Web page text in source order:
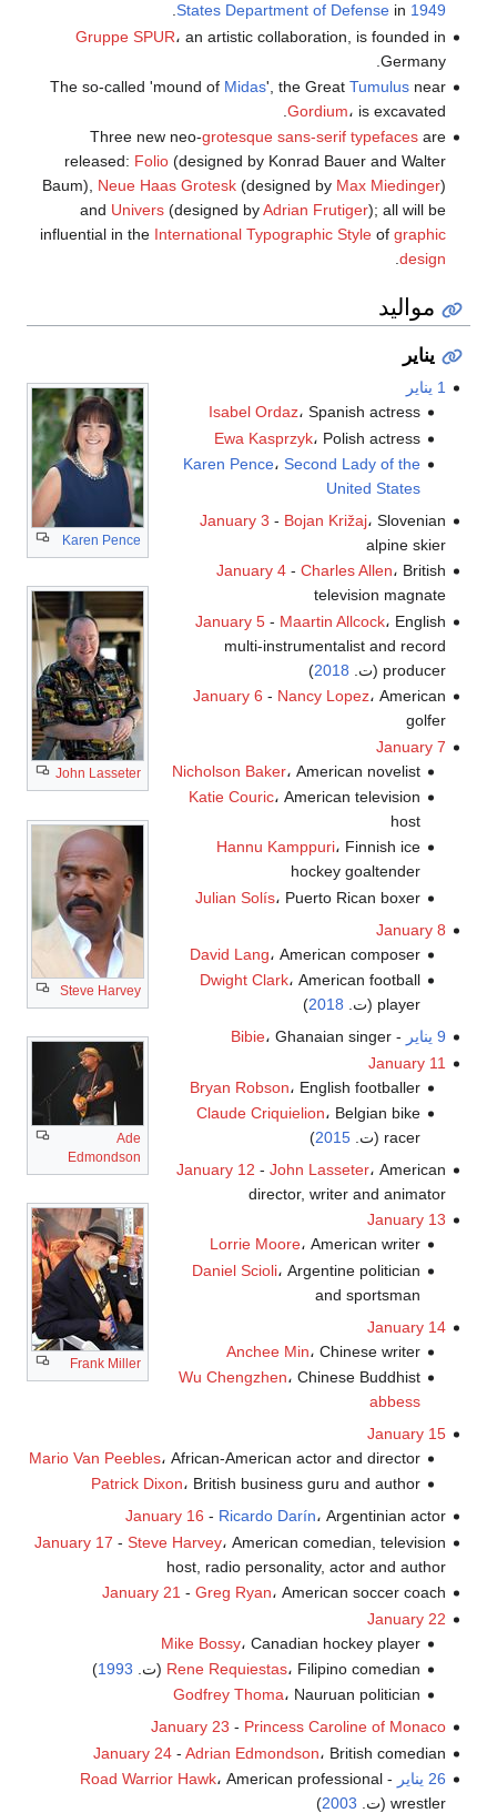
States Department of Defensein 1949
Gruppe SPUR، an artistic collaboration, is founded in
Germany.
The so-called 'mound of Midas', the Great Tumulusnear
Gordium، is excavated.
Three new neo-grotesque sans-serif typefacesare
released: Folio(designed by Konrad Bauer and Walter
Baum), Neue Haas Grotesk(designed by Max Miedinger)
and Univers(designed byAdrian Frutiger); all will be
influential in the International Typographic Styleof graphic
design
.
مواليد
يناير
Karen Pence
John Lasseter
Steve Harvey
Ade
Edmondson
Frank Miller
1 يناير
Isabel Ordaz، Spanish actress
Ewa Kasprzyk، Polish actress
Karen Pence،Second Lady of the
United States
January 3 - Bojan Križaj، Slovenian
alpine skier
January 4- Charles Allen، British
television magnate
January 5- Maartin Allcock، English
multi-instrumentalist and record
producer (ت.
2018
)
January 6 - Nancy Lopez، American
golfer
January 7
Nicholson Baker، American novelist
Katie Couric، American television
host
Hannu Kamppuri، Finnish ice
hockey goaltender
Julian Solís، Puerto Rican boxer
January 8
David Lang، American composer
Dwight Clark، American football
player (ت.
2018
)
9 يناير
-
Bibie، Ghanaian singer
January 11
Bryan Robson، English footballer
Claude Criquielion، Belgian bike
racer (ت.
2015
)
January 12 - John Lasseter، American
director, writer and animator
January 13
Lorrie Moore، American writer
Daniel Scioli، Argentine politician
and sportsman
January 14
Anchee Min، Chinese writer
Wu Chengzhen، Chinese Buddhist
abbess
January 15
Mario Van Peebles، African-American actor and director
Patrick Dixon، British business guru and author
January 16 - Ricardo Darín، Argentinian actor
January 17 - Steve Harvey، American comedian, television
host, radio personality, actor and author
January 21 - Greg Ryan، American soccer coach
January 22
Mike Bossy، Canadian hockey player
Rene Requiestas، Filipino comedian (ت. 1993
)
Godfrey Thoma، Nauruan politician
January 23 - Princess Caroline of Monaco
January 24- Adrian Edmondson، British comedian
26 يناير
-
Road Warrior Hawk، American professional
wrestler (ت.
2003
)